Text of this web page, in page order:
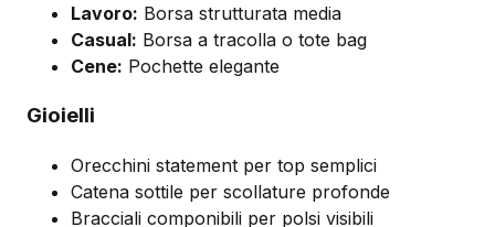
Lavoro: Borsa strutturata media
Casual: Borsa a tracolla o tote bag
Cene: Pochette elegante
Gioielli
Orecchini statement per top semplici
Catena sottile per scollature profonde
Bracciali componibili per polsi visibili